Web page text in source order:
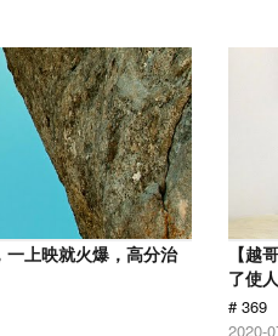
一上映就火爆，高分治
【越
了使
# 369
2020-